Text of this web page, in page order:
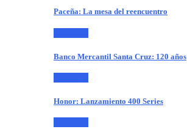
Paceña: La mesa del reencuentro
Banco Mercantil Santa Cruz: 120 años
Honor: Lanzamiento 400 Series